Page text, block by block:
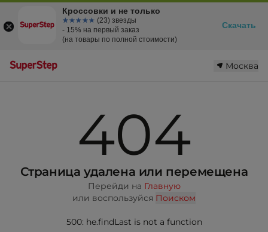
Москва
404
Страница удалена или перемещена
Перейди на Главную
или воспользуйся Поиском
500: he.findLast is not a function
Кроссовки и не только
☆☆☆☆☆
★★★★★ (23) звезды
- 15% на первый заказ
(на товары по полной стоимости)
Скачать